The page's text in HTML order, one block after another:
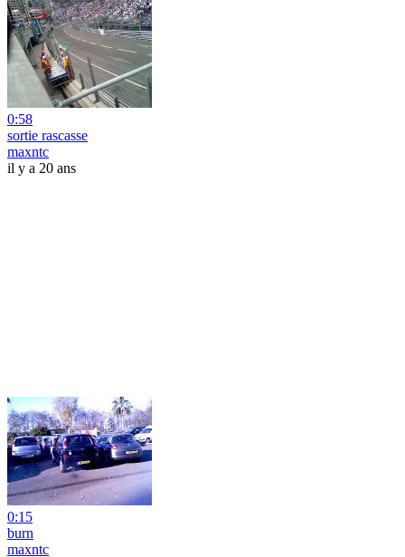
0:58
sortie rascasse
maxntc
il y a 20 ans
0:15
burn
maxntc